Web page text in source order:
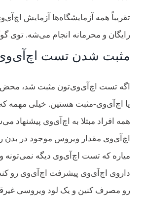
تقریباً همه آزمایشگاه‌ها آزمایش
رایگان و محرمانه انجام می‌شه. توی
مثبت شدن تست
اگه تست اچ‌آی‌وی‌تون مثبت شد، محض
همه افراد مبتلا به اچ‌آی‌وی
میاره که تست اچ‌آی‌وی دیگه
داروی اچ‌آی‌وی پیشرفت اچ‌آی‌وی رو
رو مصرف کنین و یک لود ویروسی